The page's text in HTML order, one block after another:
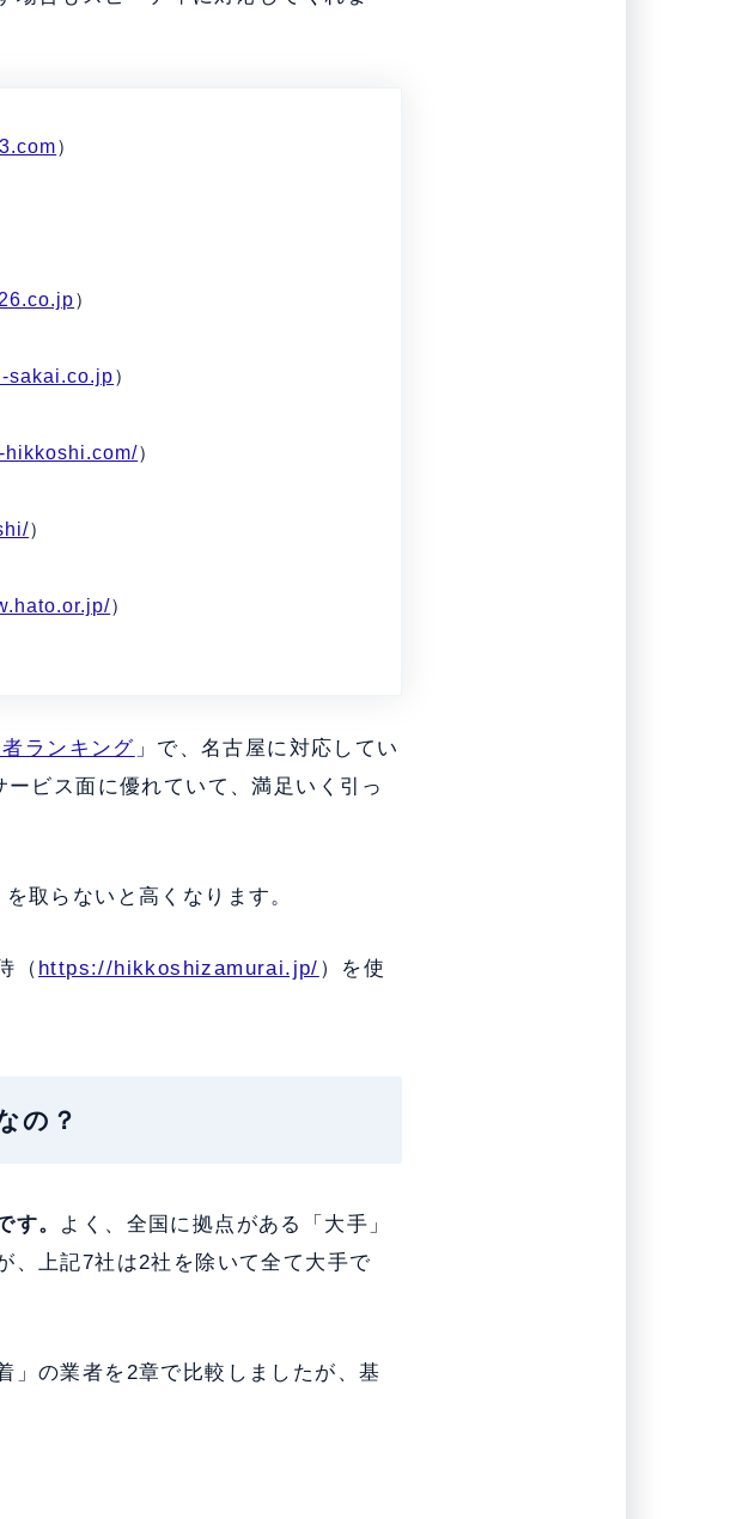
）
）
sakai.co.jp）
hikkoshi.com/）
）
）
ランキング 」で、名古屋に対応してい
ビス面に優れていて、満足いく引っ
取らないと高くなります。
（ https://hikkoshizamurai.jp/ ）を使
の？
す。 よく、全国に拠点がある「大手」
、上記7社は2社を除いて全て大手で
」の業者を2章で比較しましたが、基